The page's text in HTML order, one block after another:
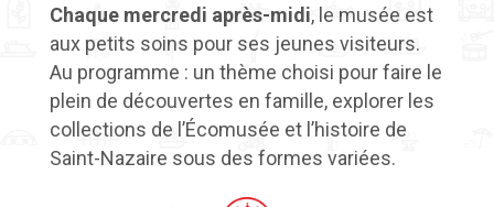
Chaque mercredi après-midi, le musée est
aux petits soins pour ses jeunes visiteurs.
Au programme : un thème choisi pour faire le
plein de découvertes en famille, explorer les
collections de l’Écomusée et l’histoire de
Saint-Nazaire sous des formes variées.